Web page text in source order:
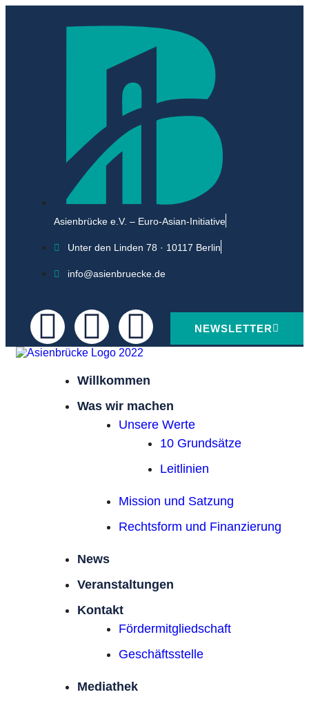
Asienbrücke e.V. – Euro-Asian-Initiative
Unter den Linden 78 · 10117 Berlin
info@asienbruecke.de
NEWSLETTER
Willkommen
Was wir machen
Unsere Werte
10 Grundsätze
Leitlinien
Mission und Satzung
Rechtsform und Finanzierung
News
Veranstaltungen
Kontakt
Förder­mitgliedschaft
Geschäftsstelle
Mediathek